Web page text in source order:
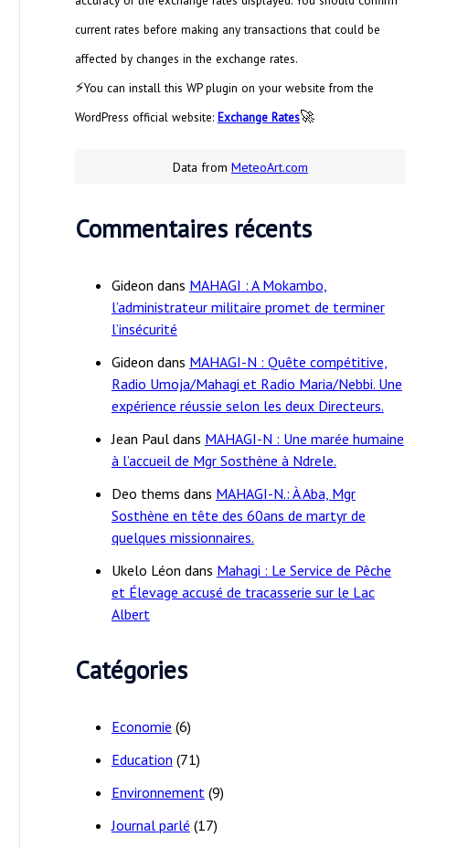
current rates before making any transactions that could be
affected by changes in the exchange rates.
⚡You can install this WP plugin on your website from the
WordPress official website: Exchange Rates🚀
Data from MeteoArt.com
Commentaires récents
Gideon dans MAHAGI : A Mokambo,
l’administrateur militaire promet de terminer
l’insécurité
Gideon dans MAHAGI-N : Quête compétitive,
Radio Umoja/Mahagi et Radio Maria/Nebbi. Une
expérience réussie selon les deux Directeurs.
Jean Pauldans MAHAGI-N : Une marée humaine
à l’accueil de Mgr Sosthène à Ndrele.
Deo thems dans MAHAGI-N.: À Aba, Mgr
Sosthène en tête des 60ans de martyr de
quelques missionnaires.
Ukelo Léon dans Mahagi : Le Service de Pêche
et Élevage accusé de tracasserie sur le Lac
Albert
Catégories
Economie (6)
Education (71)
Environnement (9)
Journal parlé (17)